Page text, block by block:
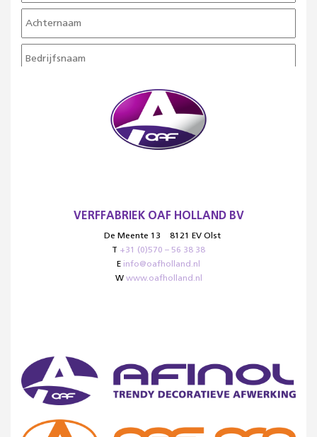
VERFFABRIEK OAF HOLLAND BV
De Meente 13
8121 EV Olst
T +31 (0)570 – 56 38 38
E info@oafholland.nl
W www.oafholland.nl